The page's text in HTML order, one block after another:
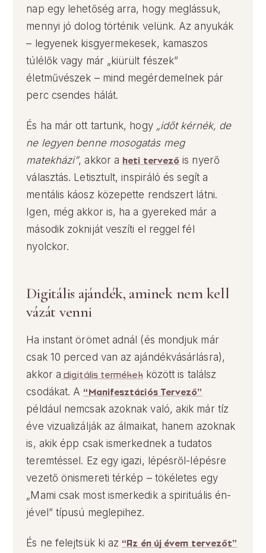
nap egy lehetőség arra, hogy meglássuk,
mennyi jó dolog történik velünk. Az anyukák
– legyenek kisgyermekesek, kamaszos
túlélők vagy már „kiürült fészek”
életművészek – mind megérdemelnek pár
perc csendes hálát.
És ha már ott tartunk, hogy „időt kérnék, de
ne legyen benne mosogatás meg
matekházi”, akkor a heti tervező is nyerő
választás. Letisztult, inspiráló és segít a
mentális káosz közepette rendszert látni.
Igen, még akkor is, ha a gyereked már a
második zokniját veszíti el reggel fél
nyolckor.
Digitális ajándék, aminek nem kell
vázát venni
Ha instant örömet adnál (és mondjuk már
csak 10 perced van az ajándékvásárlásra),
akkor a digitális termékek között is találsz
csodákat. A “Manifesztációs Tervező”
például nemcsak azoknak való, akik már tíz
éve vizualizálják az álmaikat, hanem azoknak
is, akik épp csak ismerkednek a tudatos
teremtéssel. Ez egy igazi, lépésről-lépésre
vezető önismereti térkép – tökéletes egy
„Mami csak most ismerkedik a spirituális én-
jével” típusú meglepihez.
És ne felejtsük ki az “Az én új évem tervezőt”